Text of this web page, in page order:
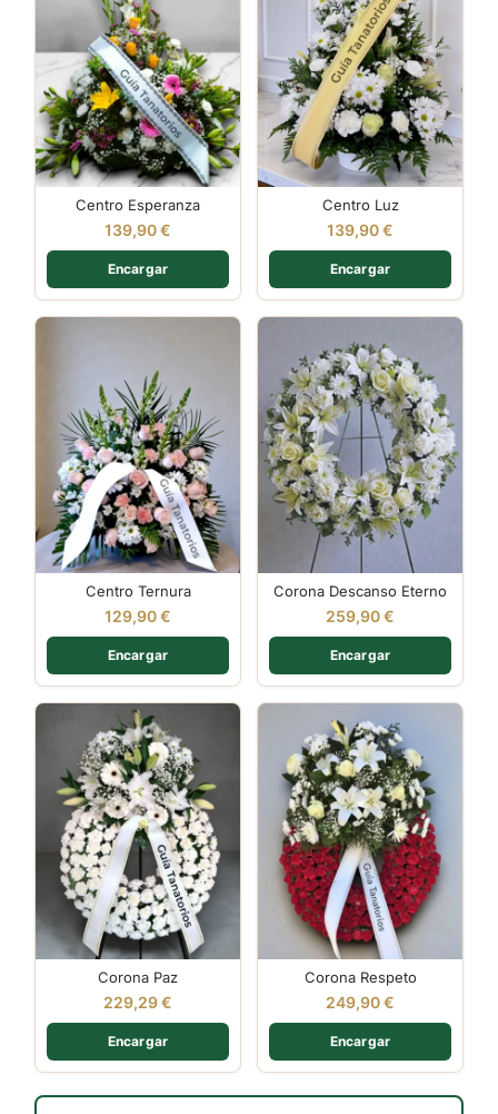
Centro Esperanza
139,90€
Encargar
Centro Luz
139,90€
Encargar
Centro Ternura
129,90€
Encargar
Corona Descanso Eterno
259,90€
Encargar
Corona Paz
229,29€
Encargar
Corona Respeto
249,90€
Encargar